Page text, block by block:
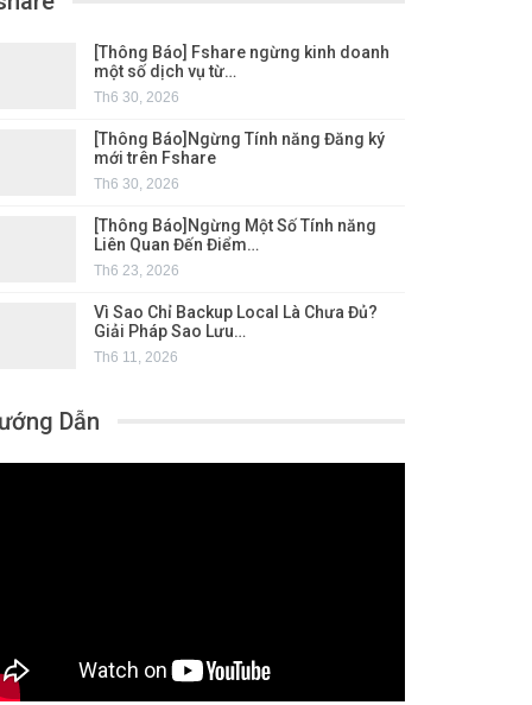
[Thông Báo] Fshare ngừng kinh doanh
một số dịch vụ từ…
Th6 30, 2026
[Thông Báo]Ngừng Tính năng Đăng ký
mới trên Fshare
Th6 30, 2026
[Thông Báo]Ngừng Một Số Tính năng
Liên Quan Đến Điểm…
Th6 23, 2026
Vì Sao Chỉ Backup Local Là Chưa Đủ?
Giải Pháp Sao Lưu…
Th6 11, 2026
Dẫn